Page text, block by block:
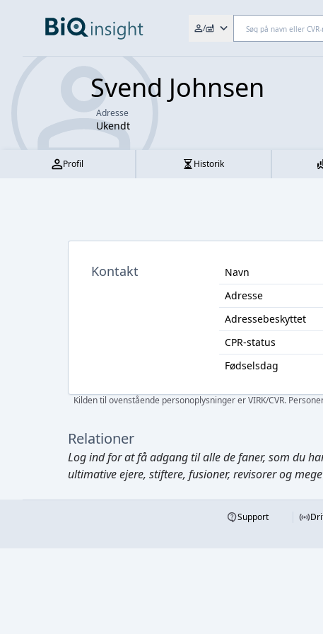
/
Svend Johnsen
Adresse
Ukendt
Profil Historik
Kontakt Navn
Adresse
Adressebeskyttet
CPR-status
Fødselsdag
Kilden til ovenstående personoplysninger er VIRK/CVR.
Relationer
Log indfor at få adgang til alle de faner, som du
ultimative ejere, stiftere, fusioner, revisorer og
Support